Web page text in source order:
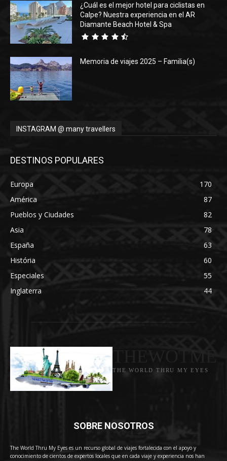
¿Cuál es el mejor hotel para ciclistas en
Calpe? Nuestra experiencia en el AR
Diamante Beach Hotel & Spa
Memoria de viajes 2025 – Familia(s)
INSTAGRAM @ many travellers
DESTINOS POPULARES
Europa
170
América
87
Pueblos y Ciudades
82
Asia
78
España
63
História
60
Especiales
55
Inglaterra
44
THE WORLD THRU MY EYES
SOBRE NOSOTROS
The World Thru My Eyes es un recurso global de viajes fortalecida con el apoyo y
conocimiento de cientos de expertos locales que en cada viaje y experiencia nos han